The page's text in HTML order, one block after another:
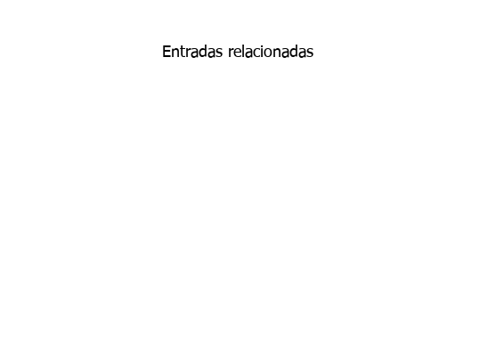
Entradas relacionadas